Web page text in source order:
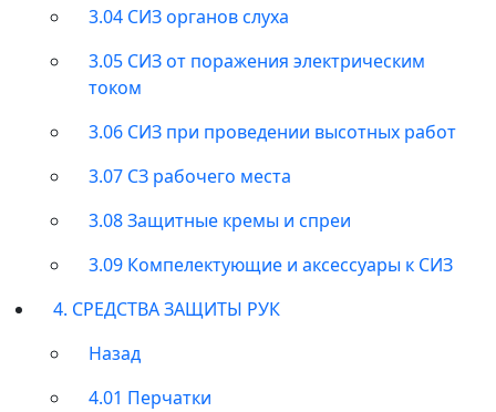
3.04 СИЗ органов слуха
3.05 СИЗ от поражения электрическим
током
3.06 СИЗ при проведении высотных работ
3.07 СЗ рабочего места
3.08 Защитные кремы и спреи
3.09 Компелектующие и аксессуары к СИЗ
4. СРЕДСТВА ЗАЩИТЫ РУК
Назад
4.01 Перчатки